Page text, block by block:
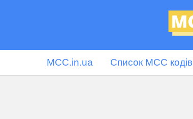
MCC.in.ua Список MCC кодів